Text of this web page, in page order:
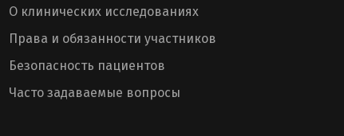
О клинических исследованиях
Права и обязанности участников
Безопасность пациентов
Часто задаваемые вопросы